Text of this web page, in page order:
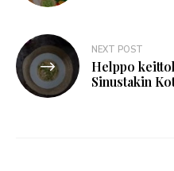
NEXT POST
Helppo
Sinustakin